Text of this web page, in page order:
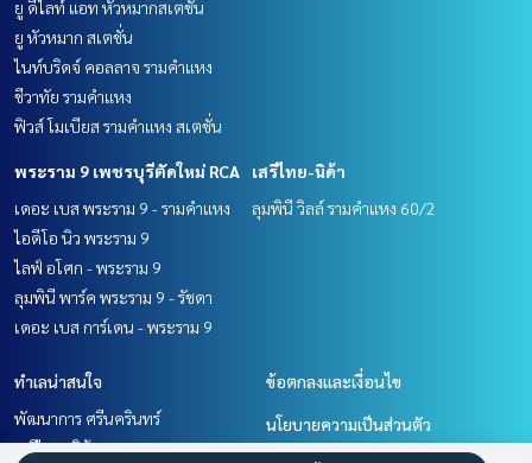
ยู ดีไลท์ แอท หัวหมากสเตชั่น
ยู หัวหมาก สเตชั่น
ไนท์บริดจ์ คอลลาจ รามคำแหง
ชีวาทัย รามคำแหง
ฟิวส์ โมเบียส รามคำแหง สเตชั่น
พระราม 9 เพชรบุรีตัดใหม่ RCA
เดอะ เบส พระราม 9 - รามคำแหง
ไอดีโอ นิว พระราม 9
ไลฟ์ อโศก - พระราม 9
ลุมพินี พาร์ค พระราม 9 - รัชดา
เดอะ เบส การ์เดน - พระราม 9
เสรีไทย-นิด้า
ลุมพินี วิลล์ รามคำแหง 60/2
ทำเลน่าสนใจ
พัฒนาการ ศรีนครินทร์
เสรีไทย-นิด้า
ข้อตกลงและเงื่อนไข
นโยบายความเป็นส่วนตัว